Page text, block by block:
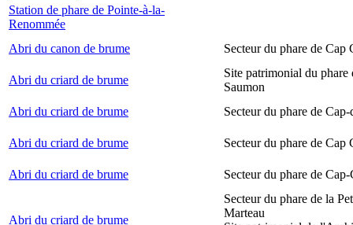
Station de phare de Pointe-à-la-
Renommée
Abri du canon de brume
Secteur du phare de Cap
Abri du criard de brume
Site patrimonial du phare
Saumon
Abri du criard de brume
Secteur du phare de Cap-
Abri du criard de brume Secteur du phare de Cap
Abri du criard de brume Secteur du phare de Cap-
Abri du criard de brume
Secteur du phare de la
Marteau